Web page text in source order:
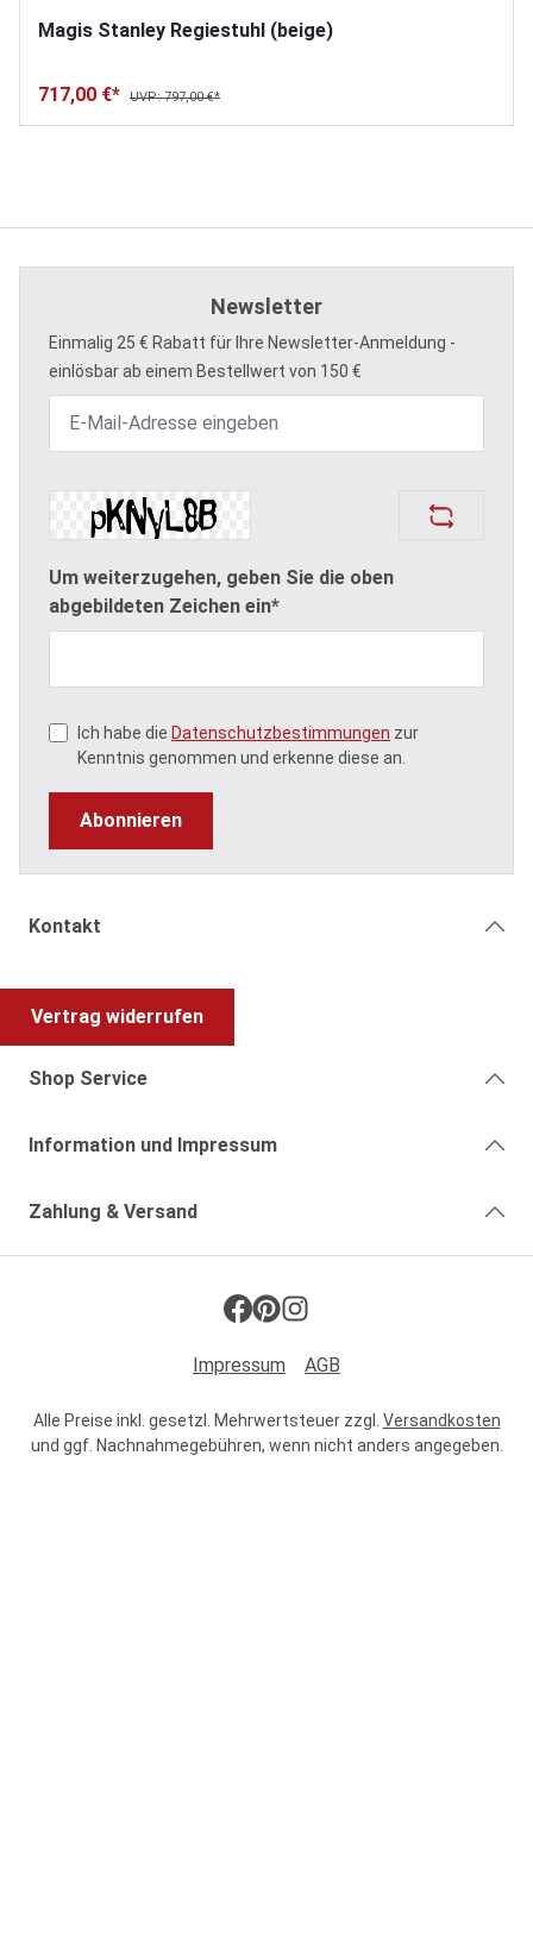
Magis Stanley Regiestuhl (beige)
717,00 €* UVP: 797,00 €*
Newsletter
Einmalig 25 € Rabatt für Ihre Newsletter-Anmeldung -
einlösbar ab einem Bestellwert von 150 €
Um weiterzugehen, geben Sie die oben
abgebildeten Zeichen ein*
Ich habe die Datenschutzbestimmungen zur
Kenntnis genommen und erkenne diese an.
Abonnieren
Kontakt
Vertrag widerrufen
Shop Service
Information und Impressum
Zahlung & Versand
Impressum AGB
Alle Preise inkl. gesetzl. Mehrwertsteuer zzgl. Versandkosten
und ggf. Nachnahmegebühren, wenn nicht anders angegeben.